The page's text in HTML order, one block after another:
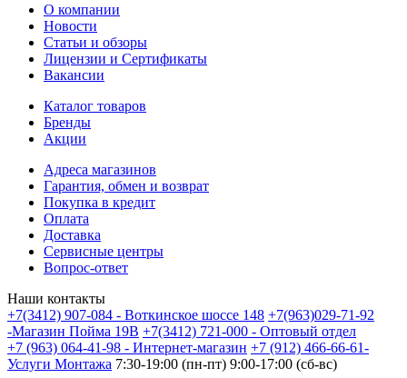
О компании
Новости
Статьи и обзоры
Лицензии и Сертификаты
Вакансии
Каталог товаров
Бренды
Акции
Адреса магазинов
Гарантия, обмен и возврат
Покупка в кредит
Оплата
Доставка
Сервисные центры
Вопрос-ответ
Наши контакты
+7(3412) 907-084 - Воткинское шоссе 148 +7(963)029-71-92
-Магазин Пойма 19В +7(3412) 721-000 - Оптовый отдел
+7 (963) 064-41-98 - Интернет-магазин +7 (912) 466-66-61-
Услуги Монтажа 7:30-19:00 (пн-пт) 9:00-17:00 (сб-вс)